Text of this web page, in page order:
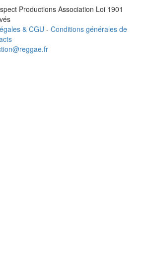
Productions Association Loi 1901
& CGU - Conditions générales de